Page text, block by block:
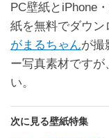
PC壁紙とiPhone
紙を無料でダウ
がまるちゃんが撮
ー写真素材ですが
い。
次に見る壁紙特集